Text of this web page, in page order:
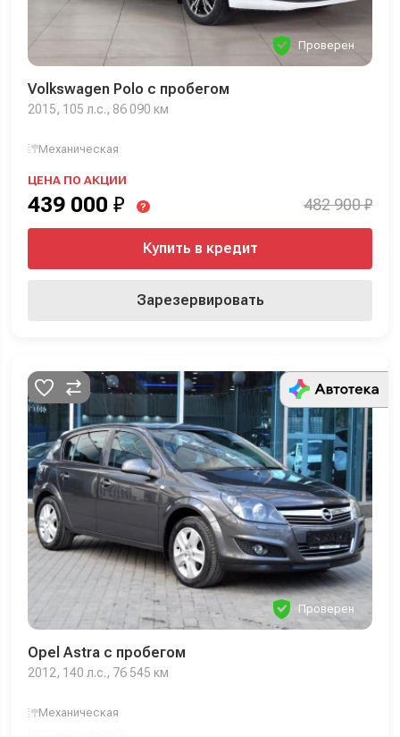
Проверен
Volkswagen Polo с пробегом
2015, 105 л.с., 86 090 км
Механическая
ЦЕНА ПО АКЦИИ
439 000 ₽ ? 482 900 ₽
Купить в кредит
Зарезервировать
Проверен
Opel Astra с пробегом
2012, 140 л.с., 76 545 км
Механическая